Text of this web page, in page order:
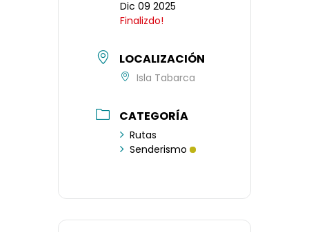
Dic 09 2025
Finalizdo!
LOCALIZACIÓN
Isla Tabarca
CATEGORÍA
Rutas
Senderismo